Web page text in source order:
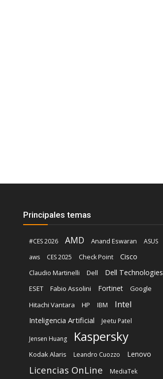
Principales temas
#CES 2026 AMD Anand Eswaran
ASUS
aws
CES 2025 Check Point Cisco
Claudio Martinelli Dell Dell Technologies
ESET Fabio Assolini Fortinet
Google
Hitachi Vantara
HP IBM Intel
Inteligencia Artificial Jeetu Patel
Jensen Huang Kaspersky
Kodak Alaris Leandro Cuozzo Lenovo
Licencias OnLine MediaTek